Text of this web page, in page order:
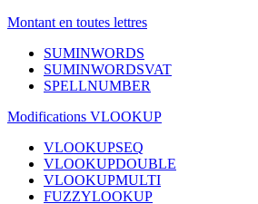
Montant en toutes lettres
SUMINWORDS
SUMINWORDSVAT
SPELLNUMBER
Modifications VLOOKUP
VLOOKUPSEQ
VLOOKUPDOUBLE
VLOOKUPMULTI
FUZZYLOOKUP